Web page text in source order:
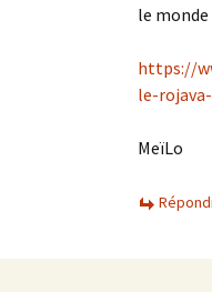
le monde
https://
le-
MeïLo